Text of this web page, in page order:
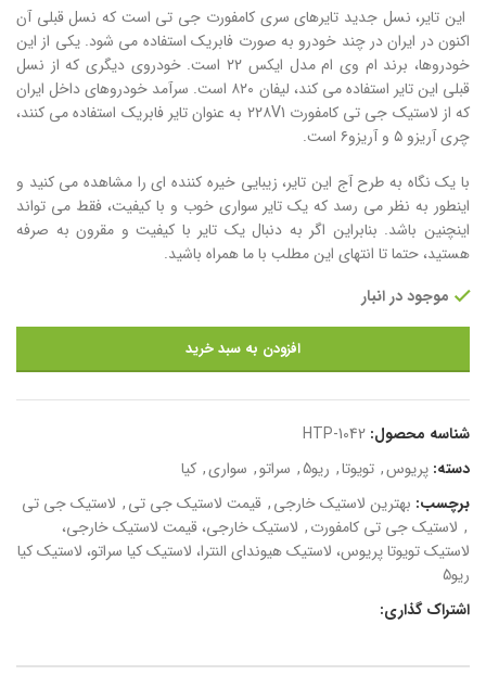
این تایر، نسل جدید تایرهای سری کامفورت جی تی است که نسل قبلی آن
اکنون در ایران در چند خودرو به صورت فابریک استفاده می شود. یکی از این
خودروها، برند ام وی ام مدل ایکس ۲۲ است. خودروی دیگری که از نسل
قبلی این تایر استفاده می کند، لیفان ۸۲۰ است. سرآمد خودروهای داخل ایران
که از لاستیک جی تی کامفورت ۲۲۸V1 به عنوان تایر فابریک استفاده می کنند،
چری آریزو ۵ و آریزو۶ است.
با یک نگاه به طرح آج این تایر، زیبایی خیره کننده ای را مشاهده می کنید و
اینطور به نظر می رسد که یک تایر سواری خوب و با کیفیت، فقط می تواند
اینچنین باشد. بنابراین اگر به دنبال یک تایر با کیفیت و مقرون به صرفه
هستید، حتما تا انتهای این مطلب با ما همراه باشید.
موجود در انبار
افزودن به سبد خرید
شناسه محصول: HTP-1042
دسته: پریوس, تویوتا, ریو5 , سراتو, سواری, کیا
برچسب: بهترین لاستیک خارجی, قیمت لاستیک جی تی, لاستیک جی تی
, لاستیک جی تی کامفورت, لاستیک خارجی، قیمت لاستیک خارجی،
لاستیک تویوتا پریوس، لاستیک هیوندای النترا، لاستیک کیا سراتو، لاستیک کیا
ریو5
اشتراک گذاری: